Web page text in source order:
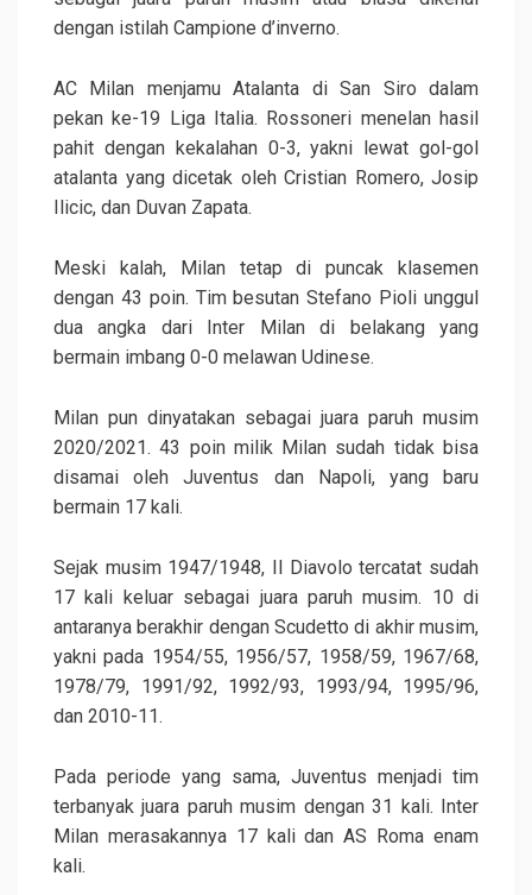
dengan istilah Campione d’inverno.
AC Milan menjamu Atalanta di San Siro dalam
pekan ke-19 Liga Italia. Rossoneri menelan hasil
pahit dengan kekalahan 0-3, yakni lewat gol-gol
atalanta yang dicetak oleh Cristian Romero, Josip
Ilicic, dan Duvan Zapata.
Meski kalah, Milan tetap di puncak klasemen
dengan 43 poin. Tim besutan Stefano Pioli unggul
dua angka dari Inter Milan di belakang yang
bermain imbang 0-0 melawan Udinese.
Milan pun dinyatakan sebagai juara paruh musim
2020/2021. 43 poin milik Milan sudah tidak bisa
disamai oleh Juventus dan Napoli, yang baru
bermain 17 kali.
Sejak musim 1947/1948, Il Diavolo tercatat sudah
17 kali keluar sebagai juara paruh musim. 10 di
antaranya berakhir dengan Scudetto di akhir musim,
yakni pada 1954/55, 1956/57, 1958/59, 1967/68,
1978/79, 1991/92, 1992/93, 1993/94, 1995/96,
dan 2010-11.
Pada periode yang sama, Juventus menjadi tim
terbanyak juara paruh musim dengan 31 kali. Inter
Milan merasakannya 17 kali dan AS Roma enam
kali.